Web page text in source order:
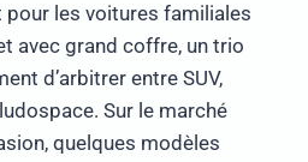
pour les voitures familiales
avec grand coffre, un trio
d’arbitrer entre SUV,
Sur le marché
quelques modèles